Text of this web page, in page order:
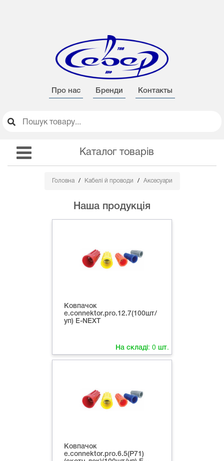
Про нас Бренди Контакты
Каталог товарів
Головна Кабелі й проводи Аксесуари
Наша продукція
Ковпачок
e.connektor.pro.12.7(100шт/
уп) E-NEXT
На складі: 0 шт.
Ковпачок
e.connektor.pro.6.5(P71)